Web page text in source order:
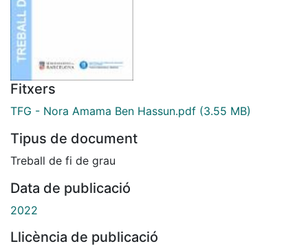
Fitxers
TFG - Nora Amama Ben Hassun.pdf (3.55 MB)
Tipus de document
Treball de fi de grau
Data de publicació
2022
Llicència de publicació